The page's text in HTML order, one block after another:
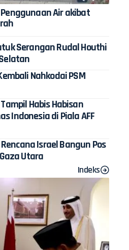
Air akibat
Serangan Rudal Houthi
Nahkodai PSM
Habis Habisan
Indonesia di Piala AFF
Israel Bangun Pos
Utara
Indeks